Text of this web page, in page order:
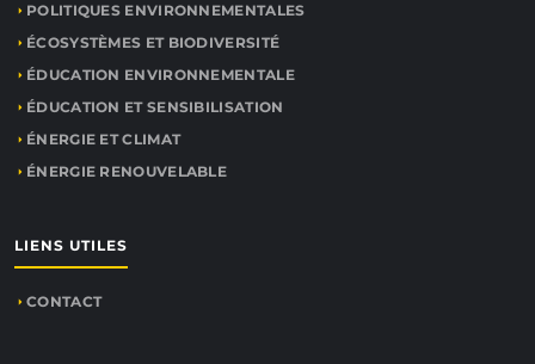
POLITIQUES ENVIRONNEMENTALES
ÉCOSYSTÈMES ET BIODIVERSITÉ
ÉDUCATION ENVIRONNEMENTALE
ÉDUCATION ET SENSIBILISATION
ÉNERGIE ET CLIMAT
ÉNERGIE RENOUVELABLE
LIENS UTILES
CONTACT